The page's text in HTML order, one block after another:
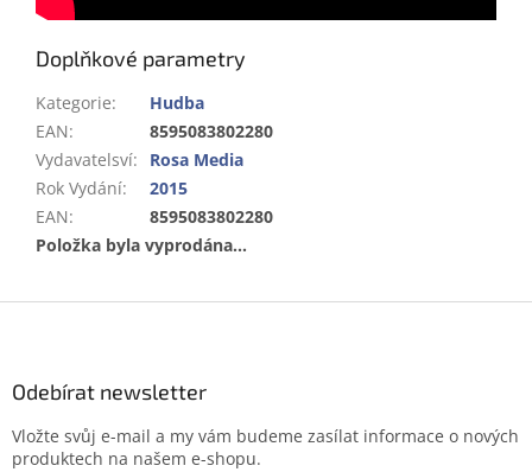
Doplňkové parametry
Kategorie:
Hudba
EAN:
8595083802280
Vydavatelsví:
Rosa Media
Rok Vydání:
2015
EAN:
8595083802280
Položka byla vyprodána…
Odebírat newsletter
Vložte svůj e-mail a my vám budeme zasílat informace o nových
produktech na našem e-shopu.